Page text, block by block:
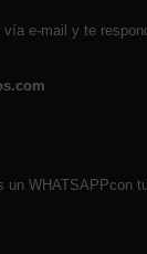
e-mail y te
un WHATSAPPcon